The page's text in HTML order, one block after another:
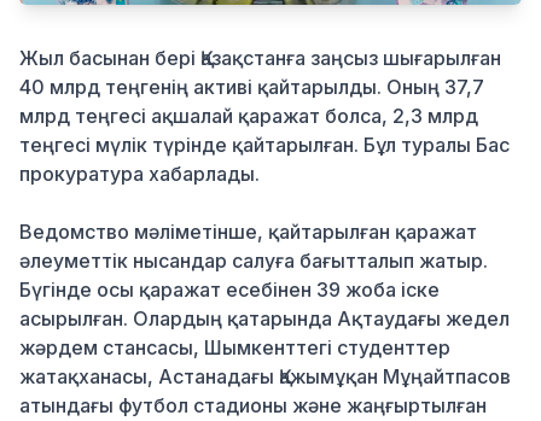
Жыл басынан бері Қазақстанға заңсыз шығарылған
40 млрд теңгенің активі қайтарылды. Оның 37,7
млрд теңгесі ақшалай қаражат болса, 2,3 млрд
теңгесі мүлік түрінде қайтарылған. Бұл туралы Бас
прокуратура хабарлады.
Ведомство мәліметінше, қайтарылған қаражат
әлеуметтік нысандар салуға бағытталып жатыр.
Бүгінде осы қаражат есебінен 39 жоба іске
асырылған. Олардың қатарында Ақтаудағы жедел
жәрдем стансасы, Шымкенттегі студенттер
жатақханасы, Астанадағы Қажымұқан Мұңайтпасов
атындағы футбол стадионы және жаңғыртылған